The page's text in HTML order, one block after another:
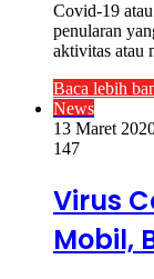
Covid-19
penularan
aktivitas atau
Baca lebih
News
13 Maret
147
Virus
Mobil,